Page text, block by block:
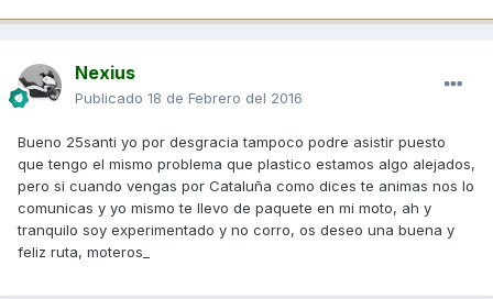
Nexius
Publicado 18 de Febrero del 2016
Bueno 25santi yo por desgracia tampoco podre asistir puesto
que tengo el mismo problema que plastico estamos algo alejados,
pero si cuando vengas por Cataluña como dices te animas nos lo
comunicas y yo mismo te llevo de paquete en mi moto, ah y
tranquilo soy experimentado y no corro, os deseo una buena y
feliz ruta, moteros_